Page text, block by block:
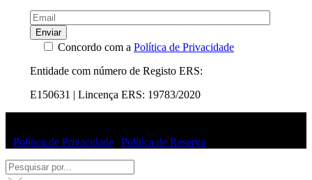
Enviar
Concordo com a Política de Privacidade
Entidade com número de Registo ERS:
E150631 | Lincença ERS: 19783/2020
Política de Privacidade Política de Reserva